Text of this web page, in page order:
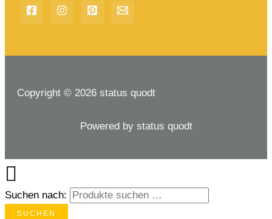
Copyright © 2026 status quodt
Powered by status quodt
Suchen nach:
SUCHEN